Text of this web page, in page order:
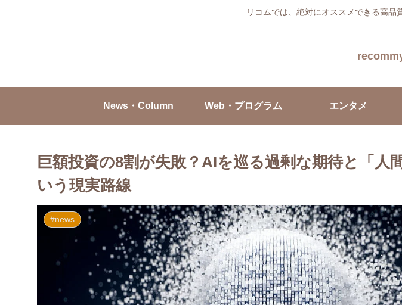
リコムでは、絶対にオススメできる高品
News・Column Web・プログラム エンタメ
巨額投資の8割が失敗？AIを巡る過剰な期待と「人
いう現実路線
#news